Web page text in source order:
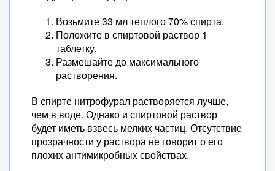
Возьмите 33 мл теплого 70% спирта.
Положите в спиртовой раствор 1
таблетку.
Размешайте до максимального
растворения.
В спирте нитрофурал растворяется лучше,
чем в воде. Однако и спиртовой раствор
будет иметь взвесь мелких частиц. Отсутствие
прозрачности у раствора не говорит о его
плохих антимикробных свойствах.